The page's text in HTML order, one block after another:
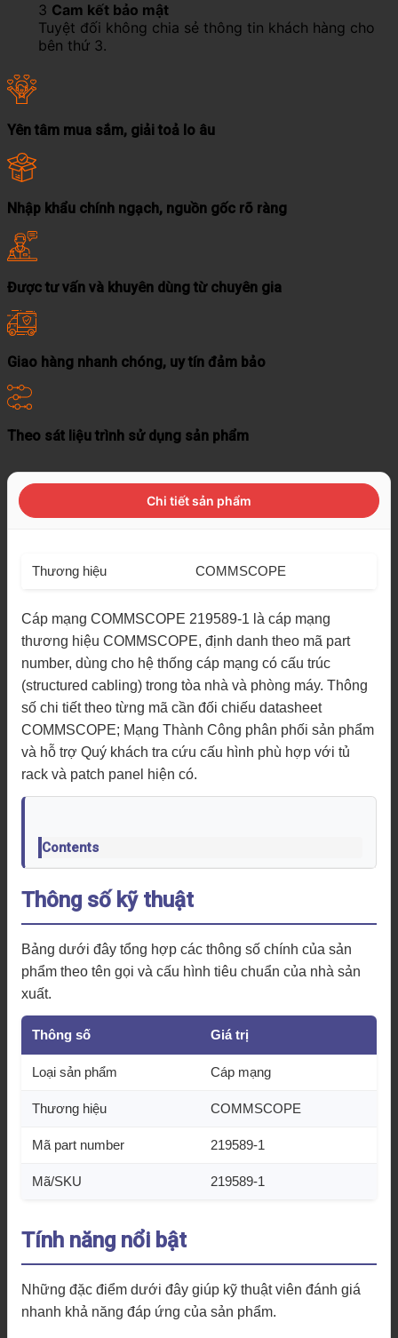
3 Cam kết bảo mật
Tuyệt đối không chia sẻ thông tin khách hàng cho
bên thứ 3.
Yên tâm mua sắm, giải toả lo âu
Nhập khẩu chính ngạch, nguồn gốc rõ ràng
Được tư vấn và khuyên dùng từ chuyên gia
Giao hàng nhanh chóng, uy tín đảm bảo
Theo sát liệu trình sử dụng sản phẩm
Chi tiết sản phẩm
Thương hiệu COMMSCOPE
Cáp mạng COMMSCOPE 219589-1 là cáp mạng
thương hiệu COMMSCOPE, định danh theo mã part
number, dùng cho hệ thống cáp mạng có cấu trúc
(structured cabling) trong tòa nhà và phòng máy. Thông
số chi tiết theo từng mã cần đối chiếu datasheet
COMMSCOPE; Mạng Thành Công phân phối sản phẩm
và hỗ trợ Quý khách tra cứu cấu hình phù hợp với tủ
rack và patch panel hiện có.
Contents
Thông số kỹ thuật
Bảng dưới đây tổng hợp các thông số chính của sản
phẩm theo tên gọi và cấu hình tiêu chuẩn của nhà sản
xuất.
Thông số Giá trị
Loại sản phẩm Cáp mạng
Thương hiệu COMMSCOPE
Mã part number 219589-1
Mã/SKU 219589-1
Tính năng nổi bật
Những đặc điểm dưới đây giúp kỹ thuật viên đánh giá
nhanh khả năng đáp ứng của sản phẩm.